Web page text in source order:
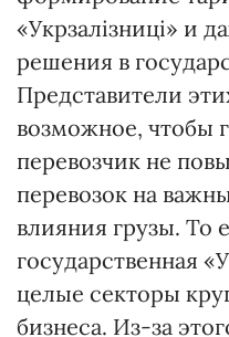
«Укрзалізниці» и
решения в
Представители
возможное, чтобы
перевозчик не
перевозок на
влияния грузы. То
государственная
целые секторы
бизнеса. Из-за